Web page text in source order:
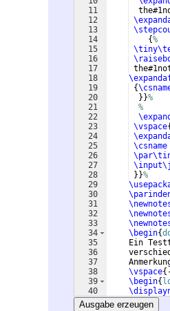
11
12
13
14
15
16
17
18
19
20
21
22
23
24
25
26
27
28
29
30
31
32
33
34
35
36
37
38
39
40
41
{%
{
}}%
%
\vspace{
\csname
}}%
\begin{
Ein
\vspace{
\begin{
\end{
Ausgabe erzeugen